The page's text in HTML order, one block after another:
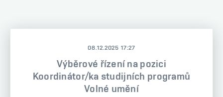
08.12.2025 17:27
Výběrové řízení na pozici
Koordinátor/ka studijních programů
Volné umění